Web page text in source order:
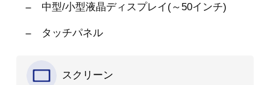
中型/小型液晶ディスプレイ(～50インチ)
タッチパネル
スクリーン